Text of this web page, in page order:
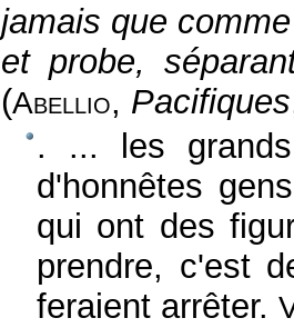
jamais que
et probe,
(Abellio, Pacifiques
. ... les
d'honnêtes
qui ont des
prendre, c'est
feraient arrêter.